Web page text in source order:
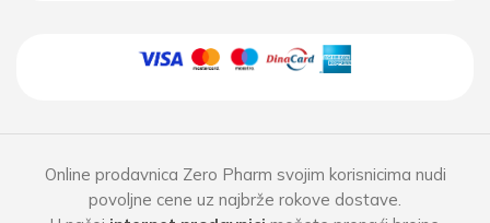
Online prodavnica Zero Pharm svojim korisnicima nudi
povoljne cene uz najbrže rokove dostave.